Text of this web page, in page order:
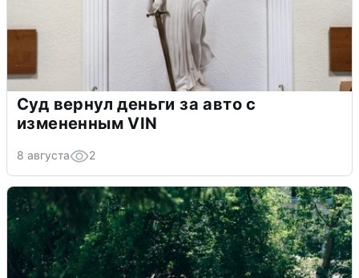
Суд вернул деньги за авто с
измененным VIN
8 августа 2